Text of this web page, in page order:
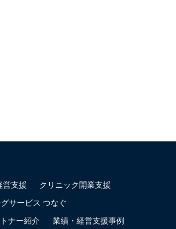
営支援 クリニック開業支援
サービス つなぐ
ナー紹介 業績・経営支援事例